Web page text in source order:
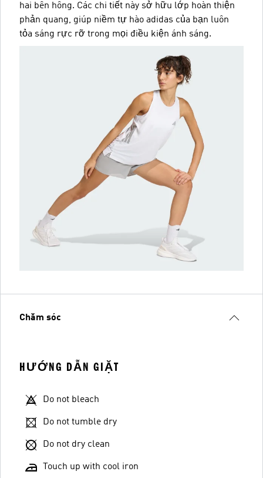
hai bên hông. Các chi tiết này sở hữu lớp hoàn thiện
phản quang, giúp niềm tự hào adidas của bạn luôn
tỏa sáng rực rỡ trong mọi điều kiện ánh sáng.
Chăm sóc
HƯỚNG DẪN GIẶT
Do not bleach
Do not tumble dry
Do not dry clean
Touch up with cool iron